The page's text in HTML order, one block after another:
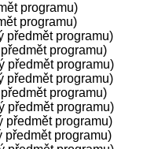
programu)
programu)
předmět programu)
programu)
předmět programu)
předmět programu)
programu)
předmět programu)
předmět programu)
předmět programu)